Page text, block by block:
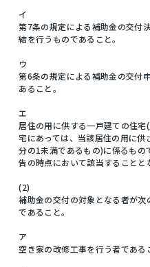
イ
第7条の規定による補助金の交付
結を行うものであること。
ウ
第6条の規定による補助金の交付
あること。
エ
居住の用に供する一戸建ての住
宅にあっては、当該居住の用に
分の1未満であるもの)に係るも
告の時点において該当することと
(2)
補助金の交付の対象となる者が
であること。
ア
空き家の改修工事を行う者である